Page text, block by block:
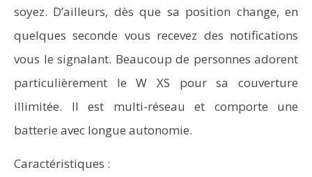
soyez. D’ailleurs, dès que sa position change, en
quelques seconde vous recevez des notifications
vous le signalant. Beaucoup de personnes adorent
particulièrement le W XS pour sa couverture
illimitée. Il est multi-réseau et comporte une
batterie avec longue autonomie.
Caractéristiques :